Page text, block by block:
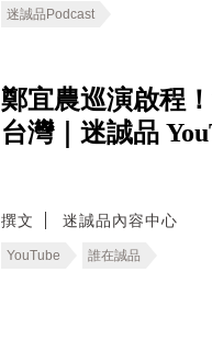
迷誠品Podcast
鄭宜農巡演啟程
台灣｜迷誠品
撰文 迷誠品內容中心
YouTube 誰在誠品